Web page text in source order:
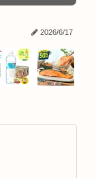
2026/6/17